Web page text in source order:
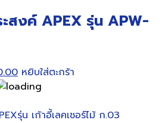
ะสงค์ APEX รุ่น APW-
Current
price
฿1,690.00.
หยิบใส่ตะกร้า